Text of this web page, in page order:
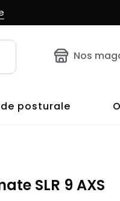
Nos
posturale
SLR 9 AXS